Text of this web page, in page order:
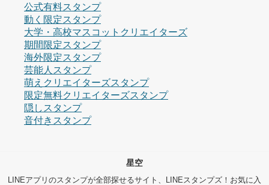
公式有料スタンプ
動く限定スタンプ
大学・高校マスコットクリエイターズ
期間限定スタンプ
海外限定スタンプ
芸能人スタンプ
萌えクリエイターズスタンプ
限定無料クリエイターズスタンプ
隠しスタンプ
音付きスタンプ
星空
LINEアプリのスタンプが全部探せるサイト、LINEスタンプズ！お気に入